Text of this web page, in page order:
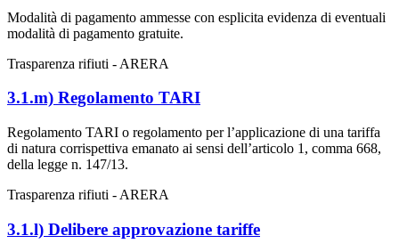
Modalità di pagamento ammesse con esplicita evidenza di eventuali
modalità di pagamento gratuite.
Trasparenza rifiuti - ARERA
3.1.m) Regolamento TARI
Regolamento TARI o regolamento per l’applicazione di una tariffa
di natura corrispettiva emanato ai sensi dell’articolo 1, comma 668,
della legge n. 147/13.
Trasparenza rifiuti - ARERA
3.1.l) Delibere approvazione tariffe